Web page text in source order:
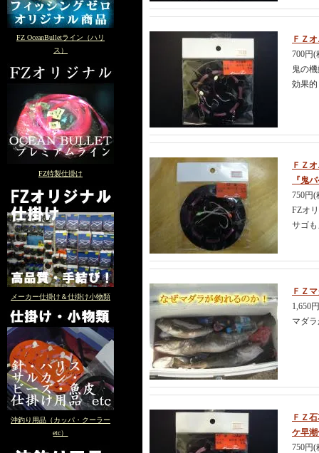
FZ OceanBulletライン（ハリ
ス）
FZ特製仕掛け
メーカー仕掛け＆仕掛け小物類
沖釣り用品（カッパ・クーラー
etc）
ＦＺ
700円(
鬼の
効果
ＦＺ
『鬼
750円(
FZオ
サゴ
ＦＺ
1,650
マダ
ＦＺ
ケ早
750円(